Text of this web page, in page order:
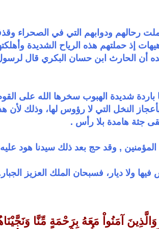
رحالهم ودوابهم التي في الصحراء
إذ حملتهم هذه الرياح الشديدة
أن الحارث ابن حسان البكري قال
شديدة الهبوب سخرها الله على
النخل التي لا رؤوس لها، وذلك لأن
جثة هامدة بلا رأس .
, وقد حج بعد ذلك سيدنا هود عليه
فيها ولا ديار، فسبحان الملك العزيز
وَالَّذِينَ آمَنُواْ مَعَهُ بِرَحْمَةٍ مِّنَّا